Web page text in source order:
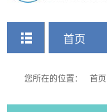
快捷菜单
首页
您所在的位置： 首页